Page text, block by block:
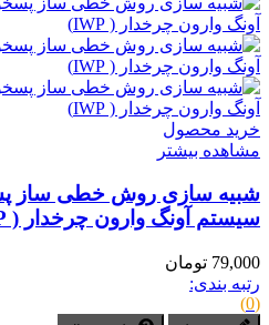
خرید محصول
مشاهده بیشتر
شبیه سازی روش خطی ساز
سیستم آونگ وارون چرخدار ( IWP)
79,000 تومان
رتبه بندی:
(0)